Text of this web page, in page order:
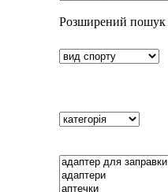
Розширений пошук